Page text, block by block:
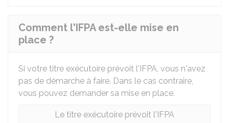
Comment l'IFPA est-elle mise en
place ?
Si votre titre exécutoire prévoit l'IFPA, vous n'avez
pas de démarche à faire. Dans le cas contraire,
vous pouvez demander sa mise en place.
Le titre exécutoire prévoit l'IFPA